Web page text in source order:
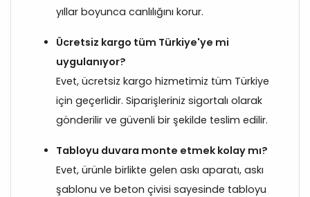
yıllar boyunca canlılığını korur.
Ücretsiz kargo tüm Türkiye'ye mi
uygulanıyor?
Evet, ücretsiz kargo hizmetimiz tüm Türkiye
için geçerlidir. Siparişleriniz sigortalı olarak
gönderilir ve güvenli bir şekilde teslim edilir.
Tabloyu duvara monte etmek kolay mı?
Evet, ürünle birlikte gelen askı aparatı, askı
şablonu ve beton çivisi sayesinde tabloyu